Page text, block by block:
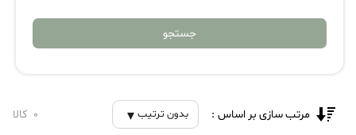
جستجو
مرتب سازی بر اساس : بدون ترتیب 0 کالا